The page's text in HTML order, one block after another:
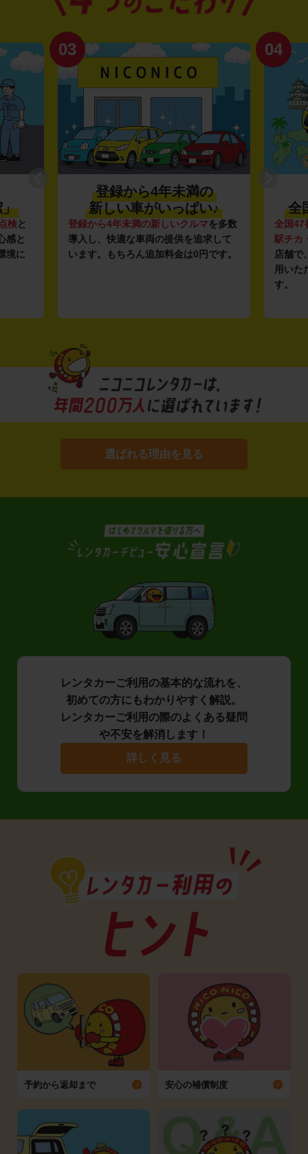
」
検と
感と
境に
03
登録から4年未満の
新しい車がいっぱい♪
登録から4年未満の新しいクルマを多数
導入し、快適な車両の提供を追求して
います。もちろん追加料金は0円です。
04
全
全国47
駅チカ
店舗で
用いた
す。
選ばれる理由を見る
レンタカーご利用の基本的な流れを、
初めての方にもわかりやすく解説。
レンタカーご利用の際のよくある疑問
や不安を解消します！
詳しく見る
予約から返却まで 安心の補償制度